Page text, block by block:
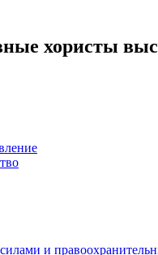
хористы
и